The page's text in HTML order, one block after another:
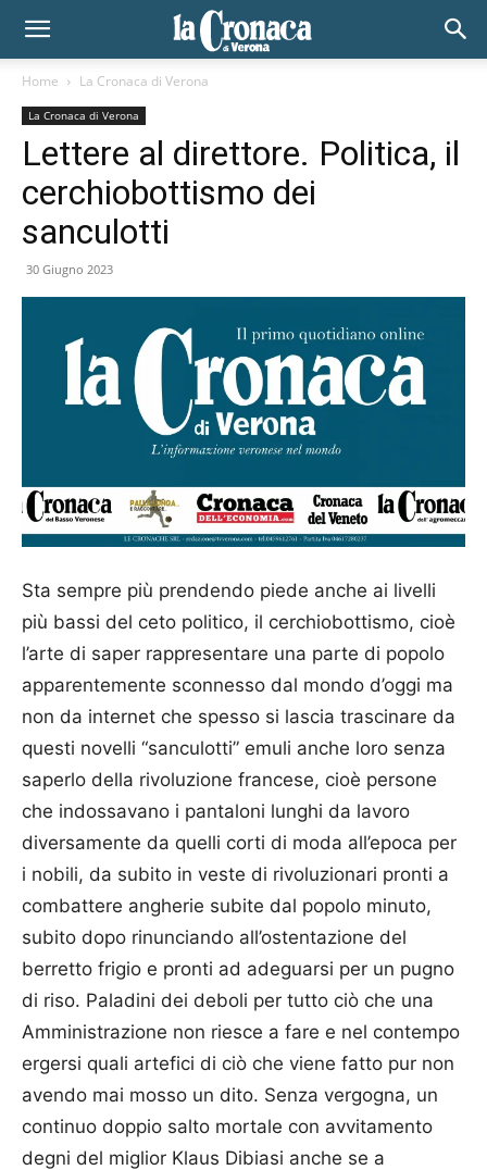
Home La Cronaca di Verona
La Cronaca di Verona
Lettere al direttore. Politica, il
cerchiobottismo dei
sanculotti
30 Giugno 2023
Sta sempre più prendendo piede anche ai livelli
più bassi del ceto politico, il cerchiobottismo, cioè
l’arte di saper rappresentare una parte di popolo
apparentemente sconnesso dal mondo d’oggi ma
non da internet che spesso si lascia trascinare da
questi novelli “sanculotti” emuli anche loro senza
saperlo della rivoluzione francese, cioè persone
che indossavano i pantaloni lunghi da lavoro
diversamente da quelli corti di moda all’epoca per
i nobili, da subito in veste di rivoluzionari pronti a
combattere angherie subite dal popolo minuto,
subito dopo rinunciando all’ostentazione del
berretto frigio e pronti ad adeguarsi per un pugno
di riso. Paladini dei deboli per tutto ciò che una
Amministrazione non riesce a fare e nel contempo
ergersi quali artefici di ciò che viene fatto pur non
avendo mai mosso un dito. Senza vergogna, un
continuo doppio salto mortale con avvitamento
degni del miglior Klaus Dibiasi anche se a